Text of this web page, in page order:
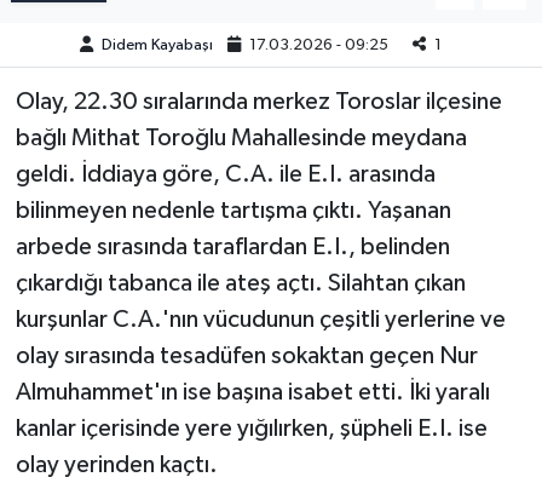
Didem Kayabaşı 17.03.2026 - 09:25 1
Olay, 22.30 sıralarında merkez Toroslar ilçesine
bağlı Mithat Toroğlu Mahallesinde meydana
geldi. İddiaya göre, C.A. ile E.I. arasında
bilinmeyen nedenle tartışma çıktı. Yaşanan
arbede sırasında taraflardan E.I., belinden
çıkardığı tabanca ile ateş açtı. Silahtan çıkan
kurşunlar C.A.'nın vücudunun çeşitli yerlerine ve
olay sırasında tesadüfen sokaktan geçen Nur
Almuhammet'ın ise başına isabet etti. İki yaralı
kanlar içerisinde yere yığılırken, şüpheli E.I. ise
olay yerinden kaçtı.